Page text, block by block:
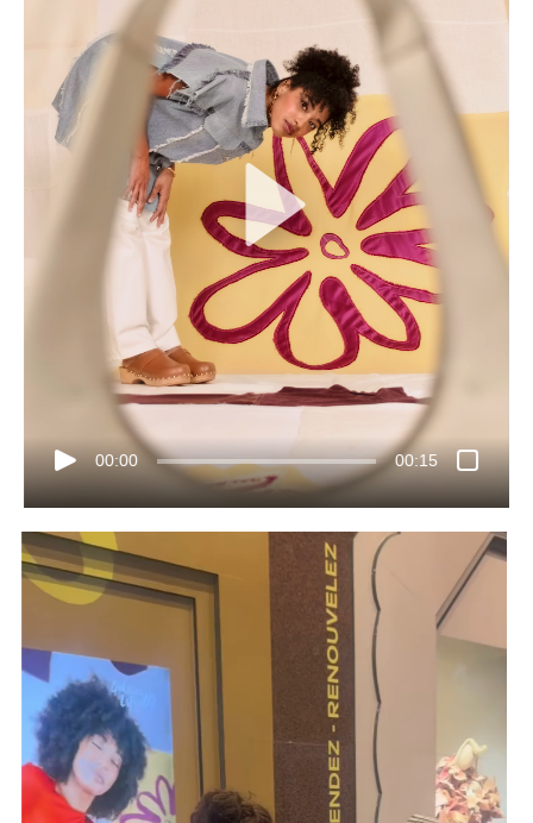
00:00 00:15